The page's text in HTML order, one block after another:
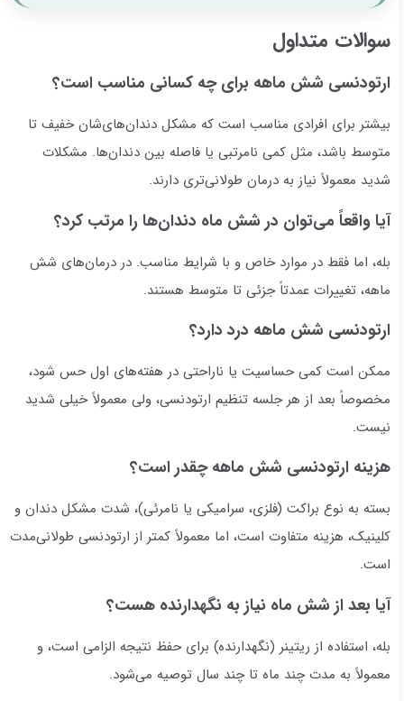
سوالات متداول
ارتودنسی شش ماهه برای چه کسانی مناسب است؟
بیشتر برای افرادی مناسب است که مشکل دندان‌های‌شان خفیف تا
متوسط باشد، مثل کمی نامرتبی یا فاصله بین دندان‌ها. مشکلات
شدید معمولاً نیاز به درمان طولانی‌تری دارند.
آیا واقعاً می‌توان در شش ماه دندان‌ها را مرتب کرد؟
بله، اما فقط در موارد خاص و با شرایط مناسب. در درمان‌های شش
ماهه، تغییرات عمدتاً جزئی تا متوسط هستند.
ارتودنسی شش ماهه درد دارد؟
ممکن است کمی حساسیت یا ناراحتی در هفته‌های اول حس شود،
مخصوصاً بعد از هر جلسه تنظیم ارتودنسی، ولی معمولاً خیلی شدید
نیست.
هزینه ارتودنسی شش ماهه چقدر است؟
بسته به نوع براکت (فلزی، سرامیکی یا نامرئی)، شدت مشکل دندان و
کلینیک، هزینه متفاوت است، اما معمولاً کمتر از ارتودنسی طولانی‌مدت
است.
آیا بعد از شش ماه نیاز به نگهدارنده هست؟
بله، استفاده از ریتینر (نگهدارنده) برای حفظ نتیجه الزامی است، و
معمولاً به مدت چند ماه تا چند سال توصیه می‌شود.